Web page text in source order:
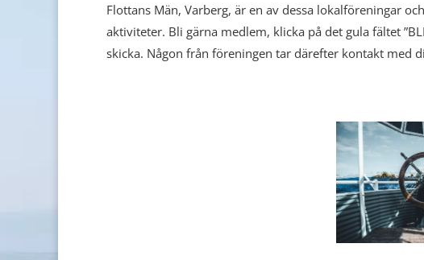
Flottans Män, Varberg, är en av dessa lokalföreningar
aktiviteter. Bli gärna medlem, klicka på det gula fältet
skicka. Någon från föreningen tar därefter kontakt med